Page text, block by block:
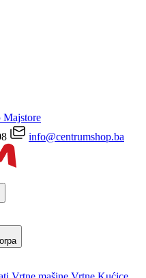
Majstore
info@centrumshop.ba